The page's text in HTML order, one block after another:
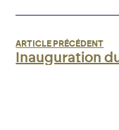
ARTICLE PRÉCÉDENT